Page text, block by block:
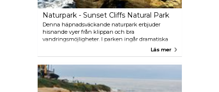
Naturpark - Sunset Cliffs Natural Park
Denna häpnadsväckande naturpark erbjuder
hisnande vyer från klippan och bra
vandringsmöjligheter. I parken ingår dramatiska
klippformationer och grottor, och om du har tur kan
Läs mer